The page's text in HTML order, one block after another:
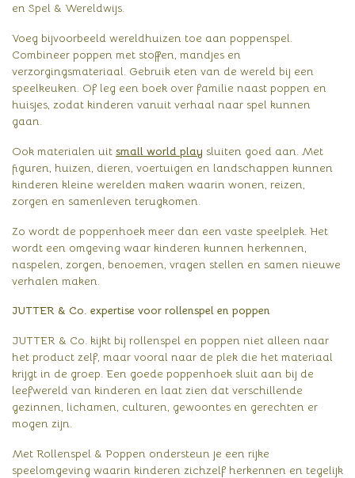
en Spel & Wereldwijs.
Voeg bijvoorbeeld wereldhuizen toe aan poppenspel.
Combineer poppen met stoffen, mandjes en
verzorgingsmateriaal. Gebruik eten van de wereld bij een
speelkeuken. Of leg een boek over familie naast poppen en
huisjes, zodat kinderen vanuit verhaal naar spel kunnen
gaan.
Ook materialen uit small world play sluiten goed aan. Met
figuren, huizen, dieren, voertuigen en landschappen kunnen
kinderen kleine werelden maken waarin wonen, reizen,
zorgen en samenleven terugkomen.
Zo wordt de poppenhoek meer dan een vaste speelplek. Het
wordt een omgeving waar kinderen kunnen herkennen,
naspelen, zorgen, benoemen, vragen stellen en samen nieuwe
verhalen maken.
JUTTER & Co. expertise voor rollenspel en poppen
JUTTER & Co. kijkt bij rollenspel en poppen niet alleen naar
het product zelf, maar vooral naar de plek die het materiaal
krijgt in de groep. Een goede poppenhoek sluit aan bij de
leefwereld van kinderen en laat zien dat verschillende
gezinnen, lichamen, culturen, gewoontes en gerechten er
mogen zijn.
Met Rollenspel & Poppen ondersteun je een rijke
speelomgeving waarin kinderen zichzelf herkennen en tegelijk